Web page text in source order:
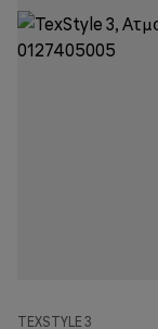
TEXSTYLE 3